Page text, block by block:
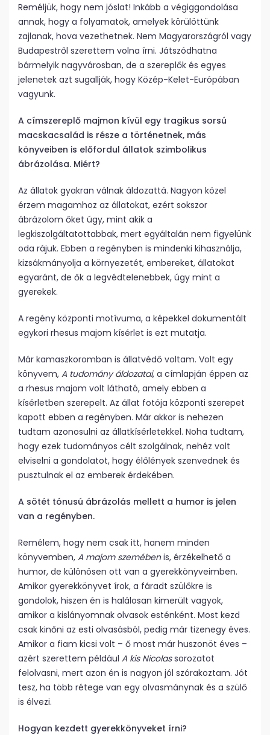
Reméljük, hogy nem jóslat! Inkább a végiggondolása
annak, hogy a folyamatok, amelyek körülöttünk
zajlanak, hova vezethetnek. Nem Magyarországról vagy
Budapestről szerettem volna írni. Játszódhatna
bármelyik nagyvárosban, de a szereplők és egyes
jelenetek azt sugallják, hogy Közép-Kelet-Európában
vagyunk.
A címszereplő majmon kívül egy tragikus sorsú
macskacsalád is része a történetnek, más
könyveiben is előfordul állatok szimbolikus
ábrázolása. Miért?
Az állatok gyakran válnak áldozattá. Nagyon közel
érzem magamhoz az állatokat, ezért sokszor
ábrázolom őket úgy, mint akik a
legkiszolgáltatottabbak, mert egyáltalán nem figyelünk
oda rájuk. Ebben a regényben is mindenki kihasználja,
kizsákmányolja a környezetét, embereket, állatokat
egyaránt, de ők a legvédtelenebbek, úgy mint a
gyerekek.
A regény központi motívuma, a képekkel dokumentált
egykori rhesus majom kísérlet is ezt mutatja.
Már kamaszkoromban is állatvédő voltam. Volt egy
könyvem, A tudomány áldozatai, a címlapján éppen az
a rhesus majom volt látható, amely ebben a
kísérletben szerepelt. Az állat fotója központi szerepet
kapott ebben a regényben. Már akkor is nehezen
tudtam azonosulni az állatkísérletekkel. Noha tudtam,
hogy ezek tudományos célt szolgálnak, nehéz volt
elviselni a gondolatot, hogy élőlények szenvednek és
pusztulnak el az emberek érdekében.
A sötét tónusú ábrázolás mellett a humor is jelen
van a regényben.
Remélem, hogy nem csak itt, hanem minden
könyvemben, A majom szemébenis, érzékelhető a
humor, de különösen ott van a gyerekkönyveimben.
Amikor gyerekkönyvet írok, a fáradt szülőkre is
gondolok, hiszen én is halálosan kimerült vagyok,
amikor a kislányomnak olvasok esténként. Most kezd
csak kinőni az esti olvasásból, pedig már tizenegy éves.
Amikor a fiam kicsi volt – ő most már huszonöt éves –
azért szerettem például A kis Nicolassorozatot
felolvasni, mert azon én is nagyon jól szórakoztam. Jót
tesz, ha több rétege van egy olvasmánynak és a szülő
is élvezi.
Hogyan kezdett gyerekkönyveket írni?